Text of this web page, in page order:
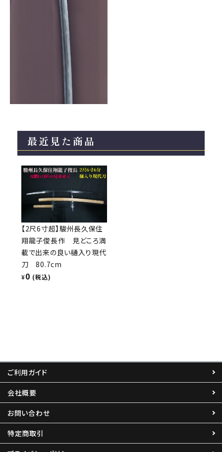
最近見た商品
【2尺6寸超】駿州長久保住
翔龍子俊長作 見どころ満
載で出来の良い樋入り現代
刀 80.7cm
¥0 (税込)
ご利用ガイド
会社概要
お問い合わせ
特定商取引